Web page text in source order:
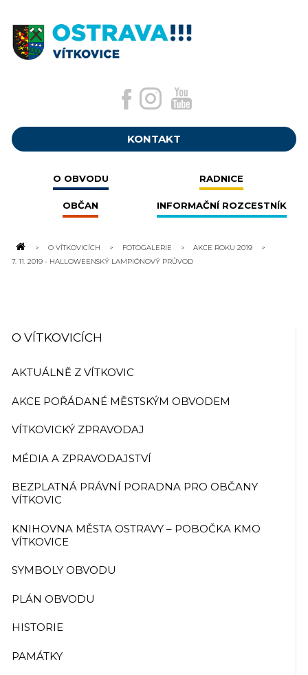
KONTAKT
O OBVODU RADNICE
OBČAN INFORMAČNÍ ROZCESTNÍK
O VÍTKOVICÍCH FOTOGALERIE
AKCE ROKU 2019
7. 11. 2019 - HALLOWEENSKÝ LAMPIÓNOVÝ PRŮVOD
O VÍTKOVICÍCH
AKTUÁLNĚ Z VÍTKOVIC
AKCE POŘÁDANÉ MĚSTSKÝM OBVODEM
VÍTKOVICKÝ ZPRAVODAJ
MÉDIA A ZPRAVODAJSTVÍ
BEZPLATNÁ PRÁVNÍ PORADNA PRO OBČANY
VÍTKOVIC
KNIHOVNA MĚSTA OSTRAVY – POBOČKA KMO
VÍTKOVICE
SYMBOLY OBVODU
PLÁN OBVODU
HISTORIE
PAMÁTKY